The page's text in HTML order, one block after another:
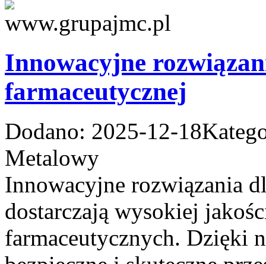
Innowacyjne
farmaceutycznej
Dodano: 2025-12-18
Metalowy
Innowacyjne rozwiązania
dostarczają wysokiej
farmaceutycznych. Dzięki